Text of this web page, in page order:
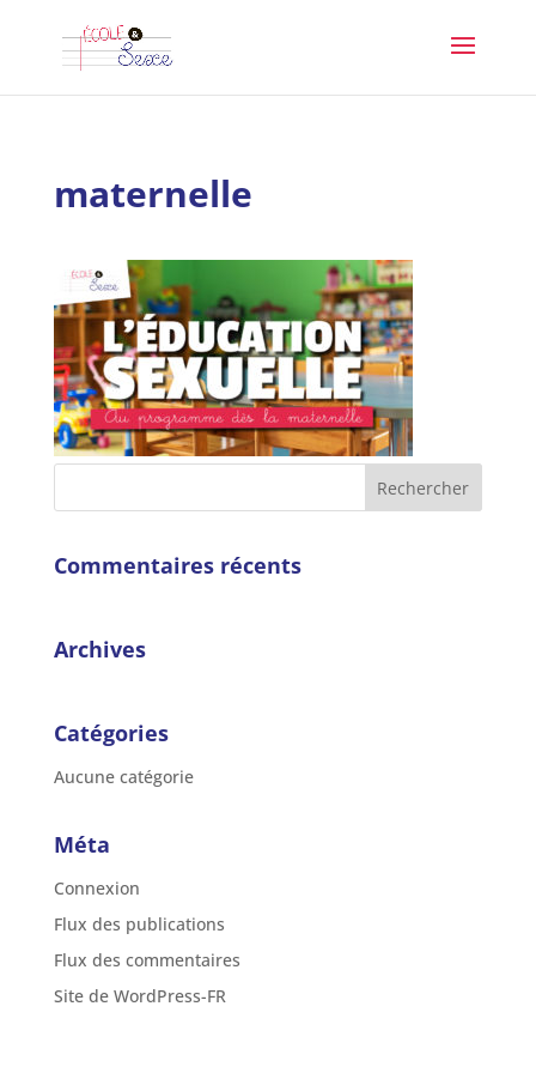
maternelle
Commentaires récents
Archives
Catégories
Aucune catégorie
Méta
Connexion
Flux des publications
Flux des commentaires
Site de WordPress-FR